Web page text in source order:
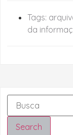
Tags:
da
Search